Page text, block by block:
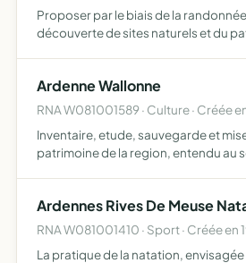
Proposer par le biais de la
découverte de sites naturels et du
Ardenne Wallonne
RNA W081001589 · Culture · Créée
Inventaire, etude, sauvegarde et
patrimoine de la region, entendu au
…
Ardennes Rives De Meuse
RNA W081001410 · Sport · Créée en
La pratique de la natation,